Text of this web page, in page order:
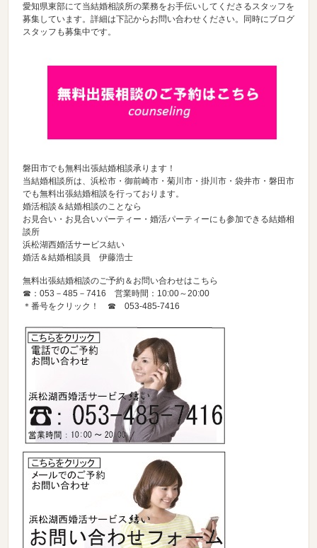
愛知県東部にて当結婚相談所の業務をお手伝いしてくださるスタッフを
募集しています。詳細は下記からお問い合わせください。同時にブログ
スタッフも募集中です。
磐田市でも無料出張結婚相談承ります！
当結婚相談所は、浜松市・御前崎市・菊川市・掛川市・袋井市・磐田市
でも無料出張結婚相談を行っております。
婚活相談＆結婚相談のことなら
お見合い・お見合いパーティー・婚活パーティーにも参加できる結婚相
談所
浜松湖西婚活サービス結い
婚活＆結婚相談員 伊藤浩士
無料出張結婚相談のご予約＆お問い合わせはこちら
☎：053－485－7416 営業時間：10:00～20:00
＊番号をクリック！ ☎053-485-7416